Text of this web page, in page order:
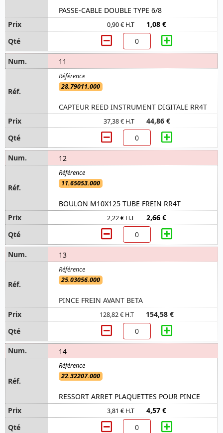
PASSE-CABLE DOUBLE TYPE 6/8
0,90 € H.T 1,08 €
11
28.79011.000
CAPTEUR REED INSTRUMENT DIGITALE RR4T
37,38 € H.T 44,86 €
12
11.65053.000
BOULON M10X125 TUBE FREIN RR4T
2,22 € H.T 2,66 €
13
25.03056.000
PINCE FREIN AVANT BETA
128,82 € H.T 154,58 €
14
22.32207.000
RESSORT ARRET PLAQUETTES POUR PINCE
3,81 € H.T 4,57 €